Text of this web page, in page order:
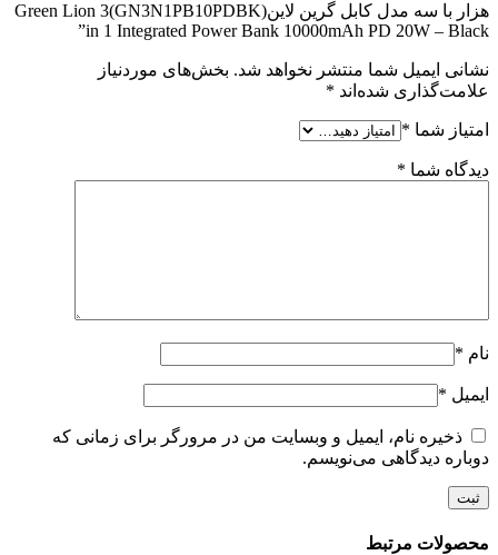
هزار با سه مدل کابل گرین لاین(GN3N1PB10PDBK)Green Lion 3
in 1 Integrated Power Bank 10000mAh PD 20W – Black”
نشانی ایمیل شما منتشر نخواهد شد. بخش‌های موردنیاز
علامت‌گذاری شده‌اند *
امتیاز شما *
دیدگاه شما *
نام *
ایمیل *
ذخیره نام، ایمیل و وبسایت من در مرورگر برای زمانی که
دوباره دیدگاهی می‌نویسم.
محصولات مرتبط